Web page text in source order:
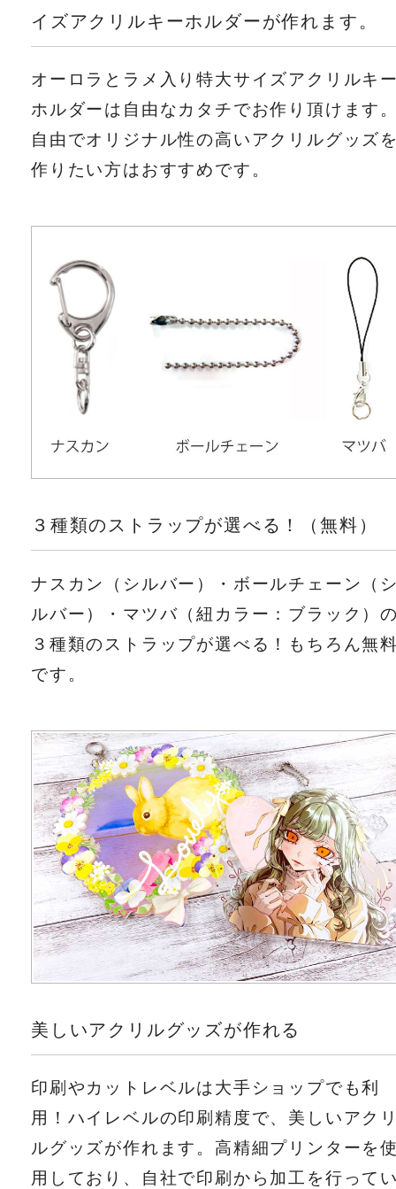
イズアクリルキーホルダーが作れます。
オーロラとラメ入り特大サイズアクリルキ
ホルダーは自由なカタチでお作り頂けます
自由でオリジナル性の高いアクリルグッズ
作りたい方はおすすめです。
３種類のストラップが選べる！（無料）
ナスカン（シルバー）・ボールチェーン（
ルバー）・マツバ（紐カラー：ブラック）
３種類のストラップが選べる！もちろん無
です。
美しいアクリルグッズが作れる
印刷やカットレベルは大手ショップでも利
用！ハイレベルの印刷精度で、美しいアク
ルグッズが作れます。高精細プリンターを
用しており、自社で印刷から加工を行って